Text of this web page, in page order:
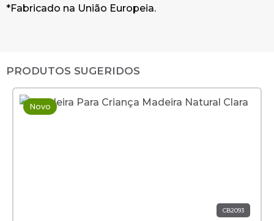
*Fabricado na União Europeia.
PRODUTOS SUGERIDOS
Novo
CB2093